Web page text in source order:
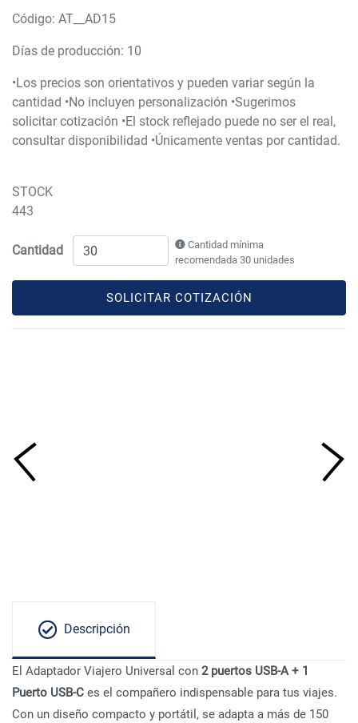
Código: AT__AD15
Días de producción: 10
•Los precios son orientativos y pueden variar según la
cantidad •No incluyen personalización •Sugerimos
solicitar cotización •El stock reflejado puede no ser el real,
consultar disponibilidad •Únicamente ventas por cantidad.
STOCK
443
Cantidad
Cantidad mínima
recomendada 30 unidades
SOLICITAR COTIZACIÓN
Descripción
El Adaptador Viajero Universal con 2 puertos USB-A + 1
Puerto USB-C es el compañero indispensable para tus viajes.
Con un diseño compacto y portátil, se adapta a más de 150